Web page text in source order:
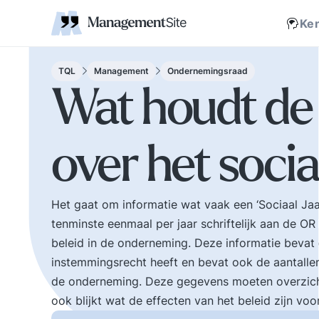
verantwoordelijkheid
en bestuurlijke wijsheid.
Ook de belangrijke
bestuurlijke valkuilen
zoals: verhuftering,
bestuurlijke drukte,
organisatierot en het
ideeen voor goed
bestuur.
Zelforganisatie 'klein
binnen groot'. De
transitie naar een
organisatie. Distributie
van zeggenschap en
naar het laagste niveau
in een organisatie
een vakkundig besluit
genomen kan worden.
Corporate communicatie
Disruptie
Ethiek, integriteit, moreel kompas
Scholing
Non-profit
jonge leiding geven
kleine letters ervoor en er is contact. Zijn
TQL Management Ondernemingsraad
Wat houdt
over het
Het gaat om informatie wat vaak een ‘Sociaal
tenminste eenmaal per jaar schriftelijk aan de
beleid in de onderneming. Deze informatie
instemmingsrecht heeft en bevat ook de
de onderneming. Deze gegevens moeten
ook blijkt wat de effecten van het beleid zijn